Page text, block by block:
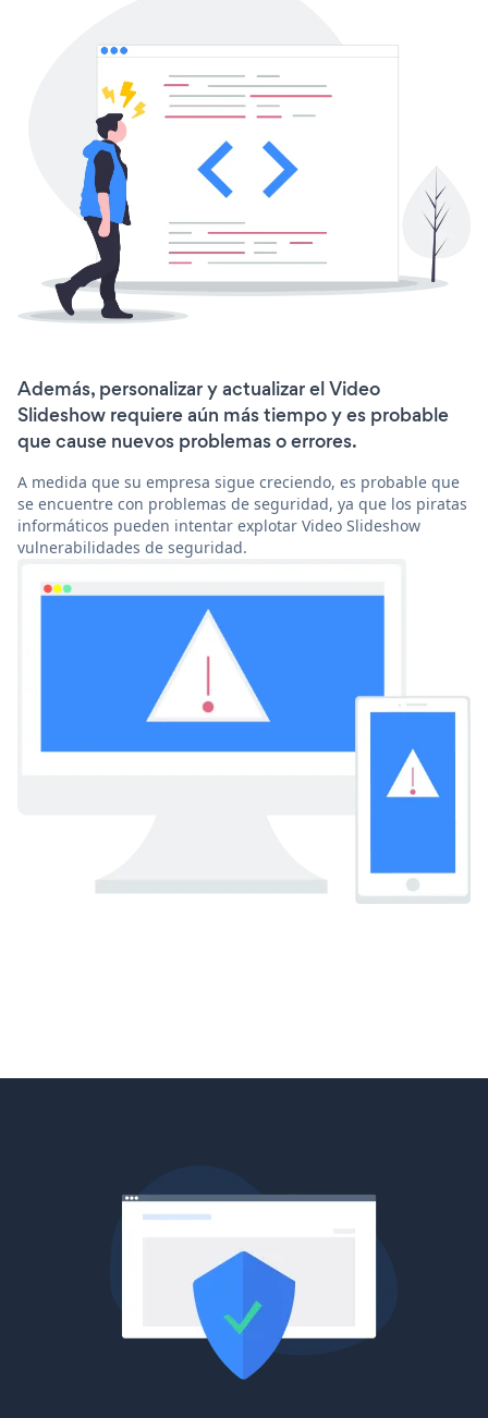
Además, personalizar y actualizar el Video
Slideshow requiere aún más tiempo y es probable
que cause nuevos problemas o errores.
A medida que su empresa sigue creciendo, es probable que
se encuentre con problemas de seguridad, ya que los piratas
informáticos pueden intentar explotar Video Slideshow
vulnerabilidades de seguridad.